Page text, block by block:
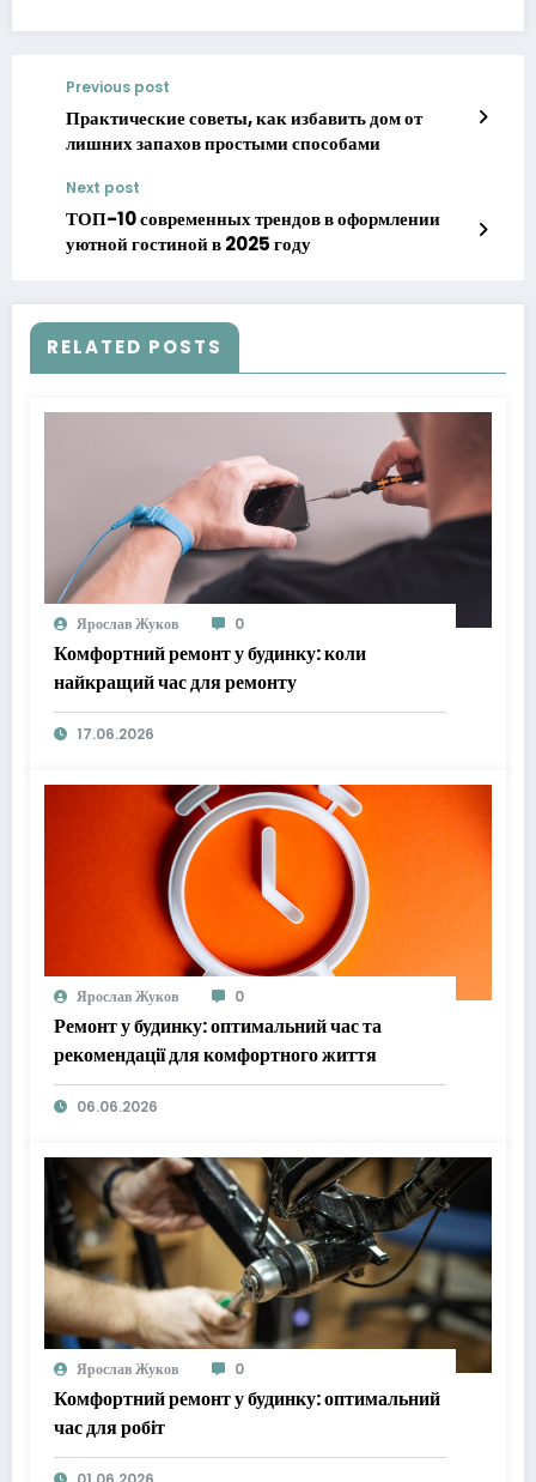
Previous post
Практические советы, как избавить дом от
лишних запахов простыми способами
Next post
ТОП-10 современных трендов в оформлении
уютной гостиной в 2025 году
RELATED POSTS
Ярослав Жуков 0
Комфортний ремонт у будинку: коли
найкращий час для ремонту
17.06.2026
Ярослав Жуков 0
Ремонт у будинку: оптимальний час та
рекомендації для комфортного життя
06.06.2026
Ярослав Жуков 0
Комфортний ремонт у будинку: оптимальний
час для робіт